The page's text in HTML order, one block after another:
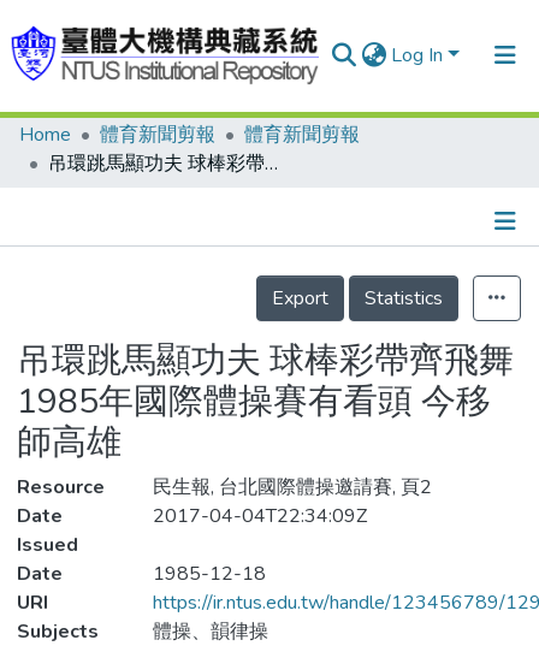
Log In
Communities & Collections
Statistics
Home 體育新聞剪報
體育新聞剪報
吊環跳馬顯功夫 球棒彩帶齊飛舞 1985年國際體操賽有看頭 今移師高雄
Details
Export
Statistics
吊環跳馬顯功夫 球棒彩帶齊飛舞
1985年國際體操賽有看頭 今移
師高雄
Resource
民生報, 台北國際體操邀請賽, 頁2
Date
Issued
2017-04-04T22:34:09Z
Date
1985-12-18
URI
https://ir.ntus.edu.tw/handle/123456789/
Subjects
體操、韻律操